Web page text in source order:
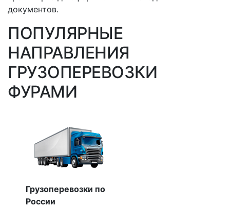
документов.
ПОПУЛЯРНЫЕ
НАПРАВЛЕНИЯ
ГРУЗОПЕРЕВОЗКИ
ФУРАМИ
Грузоперевозки по
России